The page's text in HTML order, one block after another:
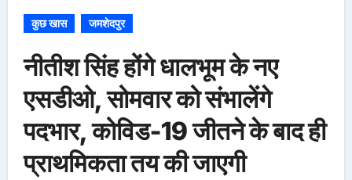
कुछ खास जमशेदपुर
नीतीश सिंह होंगे धालभूम के नए
एसडीओ, सोमवार को संभालेंगे
पदभार, कोविड-19 जीतने के बाद ही
प्राथमिकता तय की जाएगी